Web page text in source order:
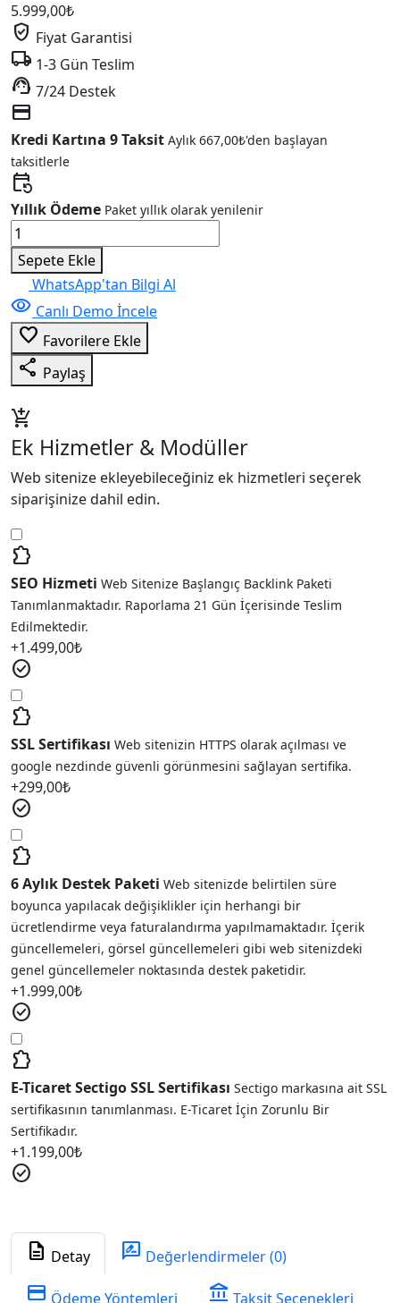
5.999,00₺
verified_user Fiyat Garantisi
local_shipping 1-3 Gün Teslim
support_agent 7/24 Destek
credit_card
Kredi Kartına 9 Taksit Aylık 667,00₺'den başlayan
taksitlerle
event_repeat
Yıllık Ödeme Paket yıllık olarak yenilenir
Nakliyat
&
Lojistik
Kurumsal
V13
adet
Sepete Ekle
WhatsApp'tan Bilgi Al
visibility Canlı Demo İncele
favorite_border Favorilere Ekle
share Paylaş
add_shopping_cart
Ek Hizmetler & Modüller
Web sitenize ekleyebileceğiniz ek hizmetleri seçerek
siparişinize dahil edin.
extension
SEO Hizmeti Web Sitenize Başlangıç Backlink Paketi
Tanımlanmaktadır. Raporlama 21 Gün İçerisinde Teslim
Edilmektedir.
+1.499,00₺
check_circle
extension
SSL Sertifikası Web sitenizin HTTPS olarak açılması ve
google nezdinde güvenli görünmesini sağlayan sertifika.
+299,00₺
check_circle
extension
6 Aylık Destek Paketi Web sitenizde belirtilen süre
boyunca yapılacak değişiklikler için herhangi bir
ücretlendirme veya faturalandırma yapılmamaktadır. İçerik
güncellemeleri, görsel güncellemeleri gibi web sitenizdeki
genel güncellemeler noktasında destek paketidir.
+1.999,00₺
check_circle
extension
E-Ticaret Sectigo SSL Sertifikası Sectigo markasına ait SSL
sertifikasının tanımlanması. E-Ticaret İçin Zorunlu Bir
Sertifikadır.
+1.199,00₺
check_circle
description Detay rate_review Değerlendirmeler (0)
credit_card Ödeme Yöntemleri account_balance Taksit Seçenekleri